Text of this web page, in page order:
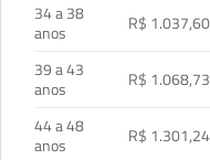
34 a 38
anos
R$ 1.037,60
39 a 43
anos
R$ 1.068,73
44 a 48
anos
R$ 1.301,24